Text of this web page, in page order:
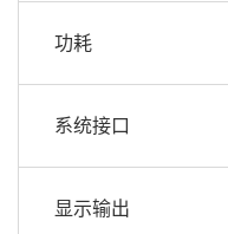
功耗
系统接口
显示输出